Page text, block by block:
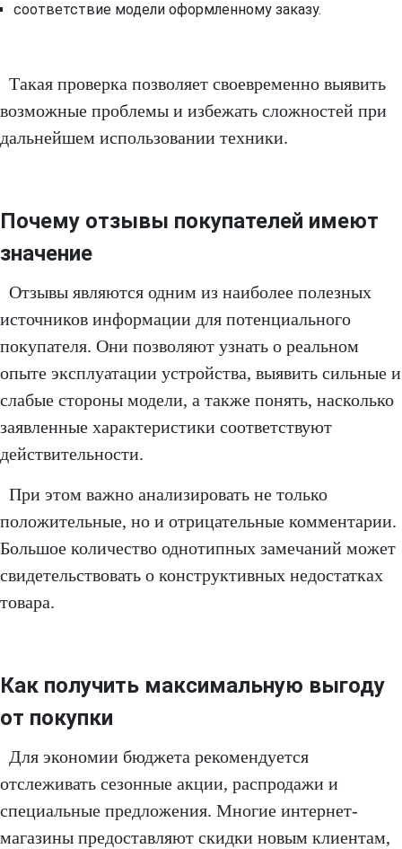
соответствие модели оформленному заказу.
Такая проверка позволяет своевременно выявить
возможные проблемы и избежать сложностей при
дальнейшем использовании техники.
Почему отзывы покупателей имеют
значение
Отзывы являются одним из наиболее полезных
источников информации для потенциального
покупателя. Они позволяют узнать о реальном
опыте эксплуатации устройства, выявить сильные и
слабые стороны модели, а также понять, насколько
заявленные характеристики соответствуют
действительности.
При этом важно анализировать не только
положительные, но и отрицательные комментарии.
Большое количество однотипных замечаний может
свидетельствовать о конструктивных недостатках
товара.
Как получить максимальную выгоду
от покупки
Для экономии бюджета рекомендуется
отслеживать сезонные акции, распродажи и
специальные предложения. Многие интернет-
магазины предоставляют скидки новым клиентам,